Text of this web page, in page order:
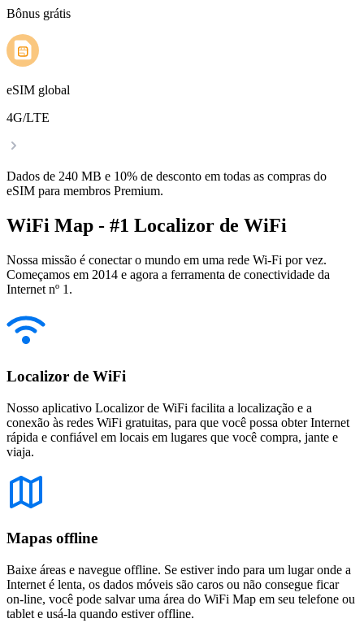
Bônus grátis
eSIM global
4G/LTE
Dados de 240 MB e 10% de desconto em todas as compras do
eSIM para membros Premium.
WiFi Map - #1 Localizor de WiFi
Nossa missão é conectar o mundo em uma rede Wi-Fi por vez.
Começamos em 2014 e agora a ferramenta de conectividade da
Internet nº 1.
Localizor de WiFi
Nosso aplicativo Localizor de WiFi facilita a localização e a
conexão às redes WiFi gratuitas, para que você possa obter Internet
rápida e confiável em locais em lugares que você compra, jante e
viaja.
Mapas offline
Baixe áreas e navegue offline. Se estiver indo para um lugar onde a
Internet é lenta, os dados móveis são caros ou não consegue ficar
on-line, você pode salvar uma área do WiFi Map em seu telefone ou
tablet e usá-la quando estiver offline.